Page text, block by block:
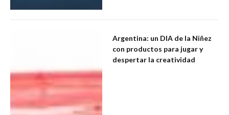
Argentina: un DIA de la Niñez
con productos para jugar y
despertar la creatividad